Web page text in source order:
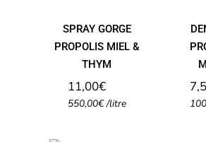
SPRAY GORGE
PROPOLIS MIEL &
THYM
11,00€
550,00€ /litre